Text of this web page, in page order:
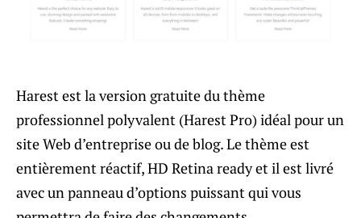
Harest est la version gratuite du thème
professionnel polyvalent (Harest Pro) idéal pour un
site Web d’entreprise ou de blog. Le thème est
entièrement réactif, HD Retina ready et il est livré
avec un panneau d’options puissant qui vous